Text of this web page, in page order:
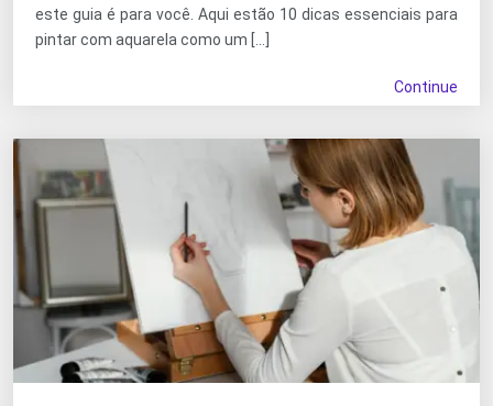
este guia é para você. Aqui estão 10 dicas essenciais para
pintar com aquarela como um […]
Continue